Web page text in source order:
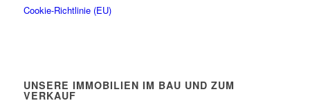
Cookie-Richtlinie (EU)
UNSERE IMMOBILIEN IM BAU UND ZUM
VERKAUF